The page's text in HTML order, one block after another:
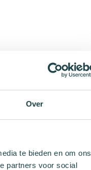
Over
te bieden en om ons
partners voor social
Patronen